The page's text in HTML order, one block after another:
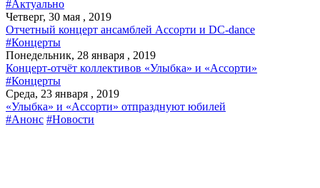
#Актуально
Четверг, 30 мая , 2019
Отчетный концерт ансамблей Ассорти и DC-dance
#Концерты
Понедельник, 28 января , 2019
Концерт-отчёт коллективов «Улыбка» и «Ассорти»
#Концерты
Среда, 23 января , 2019
«Улыбка» и «Ассорти» отпразднуют юбилей
#Анонс #Новости